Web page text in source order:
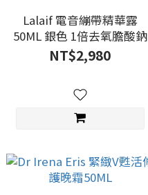
Lalaif 電音繃帶精華露
50ML 銀色 1倍去氧膽酸鈉
NT$2,980